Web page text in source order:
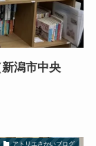
新潟市中央
アトリエさかいブログ